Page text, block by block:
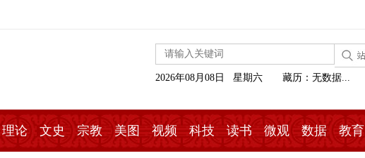
2026年08月08日 星期六 藏历：无数据...
理论 文史 宗教 美图 视频 科技 读书 微观 数据 教育